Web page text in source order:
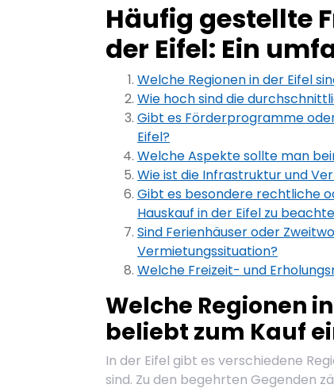
Häufig gestellte
der Eifel: Ein
Welche Regionen in der Eifel
Wie hoch sind die
Gibt es Förderprogramme
Eifel?
Welche Aspekte sollte man
Wie ist die Infrastruktur und
Gibt es besondere rechtliche
Hauskauf in der Eifel zu
Sind Ferienhäuser oder
Vermietungssituation?
Welche Freizeit- und
Welche Regionen
beliebt zum Kauf
In der Eifel gibt es verschiedene
sind. Zu den begehrten Gegenden